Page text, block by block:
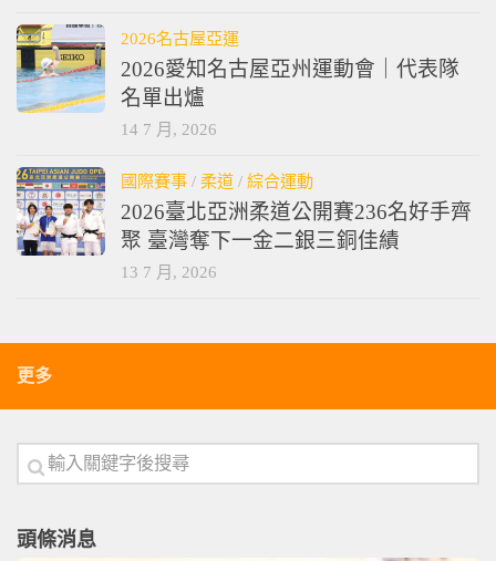
2026名古屋亞運
2026愛知名古屋亞州運動會｜代表隊
名單出爐
14 7 月, 2026
國際賽事 / 柔道 / 綜合運動
2026臺北亞洲柔道公開賽236名好手齊
聚 臺灣奪下一金二銀三銅佳績
13 7 月, 2026
更多
頭條消息